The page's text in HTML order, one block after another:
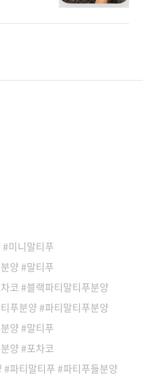
미니말티푸
양 #말티푸
코 #블랙파티말티푸분양
푸분양 #파티말티푸분양
양 #말티푸
양 #포차코
파티말티푸 #파티푸들분양